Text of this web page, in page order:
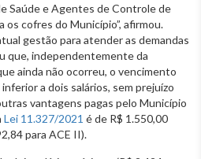
Saúde e Agentes de Controle de
os cofres do Município”, afirmou.
gestão para atender as demandas
que, independentemente da
ainda não ocorreu, o vencimento
a dois salários, sem prejuízo
vantagens pagas pelo Município
Lei 11.327/2021 é de R$ 1.550,00
para ACE II).